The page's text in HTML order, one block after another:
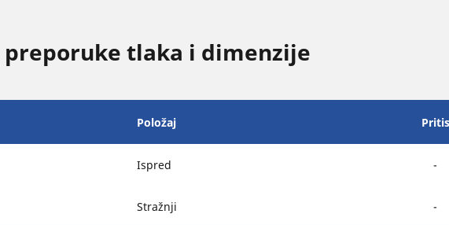
preporuke tlaka i dimenzije
Položaj
Ispred -
Stražnji -